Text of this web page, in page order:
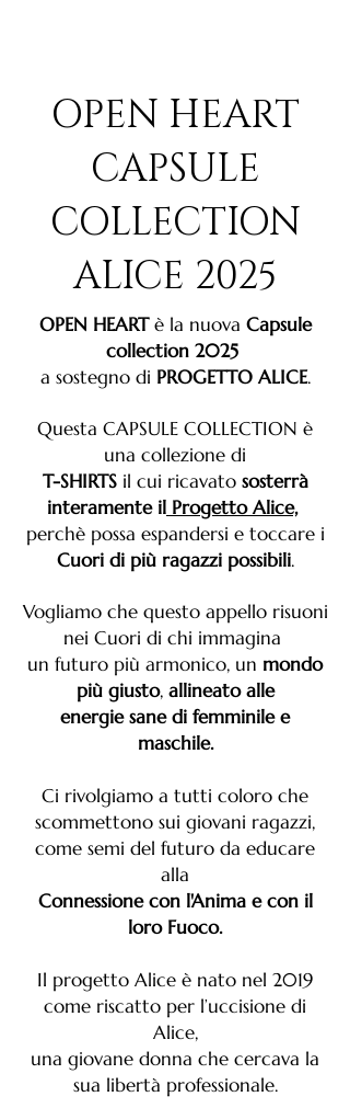
OPEN HEART
CAPSULE
COLLECTION
ALICE 2025
OPEN HEARTè la nuova Capsule
collection 2025
a sostegno di PROGETTO ALICE.
Questa CAPSULE COLLECTION è
una collezione di
T-SHIRTSil cui ricavato sosterrà
interamente il Progetto Alice,
perchè possa espandersi e toccare i
Cuori di più ragazzi possibili.
Vogliamo che questo appello risuoni
nei Cuori di chi immagina
un futuro più armonico, un mondo
più giusto, allineato alle
energie sane di femminile e
maschile.
Ci rivolgiamo a tutti coloro che
scommettono sui giovani ragazzi,
come semi del futuro da educare
alla
Connessione con l'Anima e con il
loro Fuoco.
Il progetto Alice è nato nel 2019
come riscatto per l’uccisione di
Alice,
una giovane donna che cercava la
sua libertà professionale.